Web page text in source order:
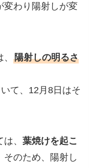
変わり陽射しが変
、陽射しの明るさ
て、12月8日はそ
は、葉焼けを起こ
そのため、陽射し